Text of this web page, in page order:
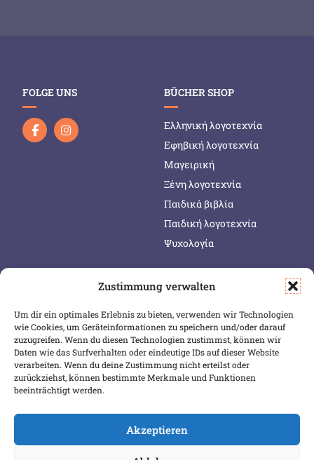
Zustimmung verwalten
Um dir ein optimales Erlebnis zu bieten, verwenden wir Technologien
wie Cookies, um Geräteinformationen zu speichern und/oder darauf
zuzugreifen. Wenn du diesen Technologien zustimmst, können wir
Daten wie das Surfverhalten oder eindeutige IDs auf dieser Website
verarbeiten. Wenn du deine Zustimmung nicht erteilst oder
zurückziehst, können bestimmte Merkmale und Funktionen
beeinträchtigt werden.
Akzeptieren
FOLGE UNS BÜCHER SHOP
Ελληνική λογοτεχνία
Εφηβική λογοτεχνία
Μαγειρική
Ξένη λογοτεχνία
Παιδικά βιβλία
Παιδική λογοτεχνία
Ψυχολογία
SERVICE & INFOS
Warenkorb
Wunschliste
Mein Konto
Versand & Lieferung
Zahlungsweisen
SICHER BEZAHLEN